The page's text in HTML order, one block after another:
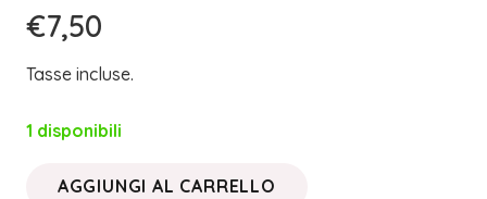
€7,50
Tasse incluse.
1 disponibili
AGGIUNGI AL CARRELLO